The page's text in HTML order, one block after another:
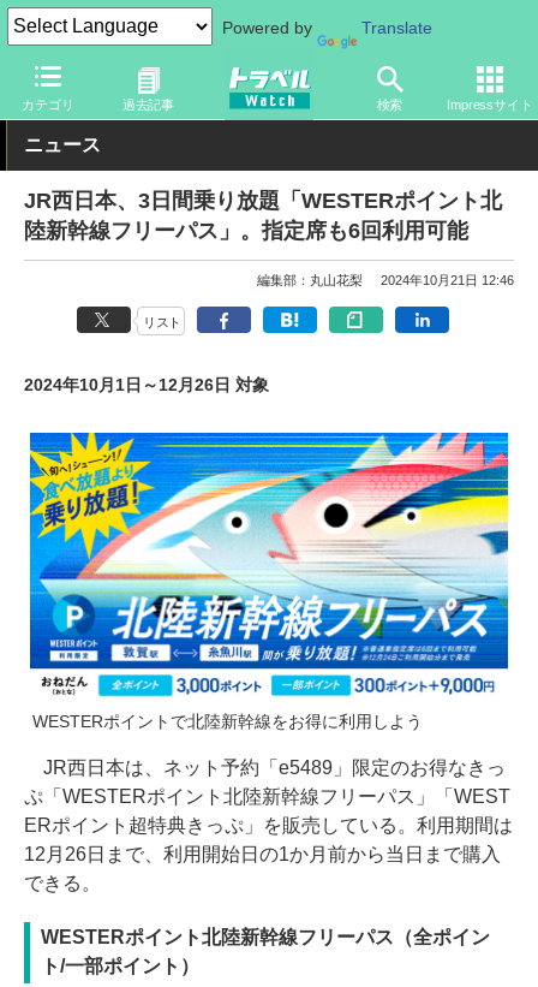
Powered by Translate
カテゴリ 過去記事 検索 Impressサイト
トラベル Watch 企業・政府・官庁 鉄道 JR
ニュース
JR西日本、3日間乗り放題「WESTERポイント北
陸新幹線フリーパス」。指定席も6回利用可能
編集部：丸山花梨 2024年10月21日 12:46
リスト
2024年10月1日～12月26日 対象
WESTERポイントで北陸新幹線をお得に利用しよう
JR西日本は、ネット予約「e5489」限定のお得なきっ
ぷ「WESTERポイント北陸新幹線フリーパス」「WEST
ERポイント超特典きっぷ」を販売している。利用期間は
12月26日まで、利用開始日の1か月前から当日まで購入
できる。
WESTERポイント北陸新幹線フリーパス（全ポイン
ト/一部ポイント）